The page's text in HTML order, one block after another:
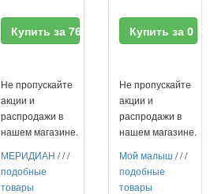
Купить за 76.8 RUR
Не пропускайте
акции и
распродажи в
нашем магазине.
МЕРИДИАН ///
подобные
товары
Купить за 0
Не пропускайте
акции и
распродажи в
нашем магазине.
Мой малыш ///
подобные
товары